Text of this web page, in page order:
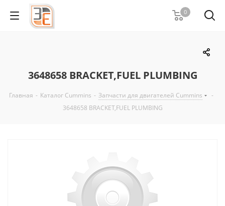
0
3648658 BRACKET,FUEL PLUMBING
Главная - Каталог Cummins - Запчасти для двигателей Cummins
-
3648658 BRACKET,FUEL PLUMBING